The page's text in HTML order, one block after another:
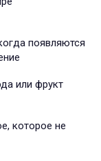
появляются
или фрукт
которое не